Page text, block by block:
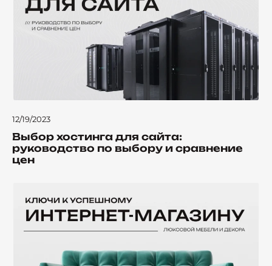
12/19/2023
Выбор хостинга для сайта:
руководство по выбору и сравнение
цен